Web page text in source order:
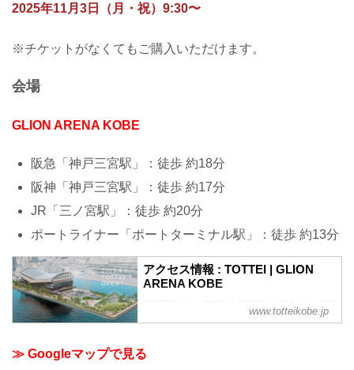
2025年11月3日（月・祝）9:30〜
※チケットがなくてもご購入いただけます。
会場
GLION ARENA KOBE
阪急「神戸三宮駅」：徒歩 約18分
阪神「神戸三宮駅」：徒歩 約17分
JR「三ノ宮駅」：徒歩 約20分
ポートライナー「ポートターミナル駅」：徒歩 約13分
アクセス情報 : TOTTEI | GLION
ARENA KOBE
TOTTEI は、2025.4 OPENの日本初・270
度海に囲まれたアリーナ：GLION ARENA
す。
www.totteikobe.jp
≫ Googleマップで見る